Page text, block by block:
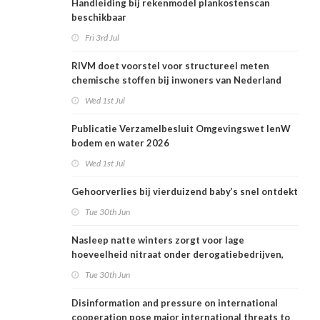
Handleiding bij rekenmodel plankostenscan
beschikbaar
Fri 3rd Jul
RIVM doet voorstel voor structureel meten
chemische stoffen bij inwoners van Nederland
Wed 1st Jul
Publicatie Verzamelbesluit Omgevingswet IenW
bodem en water 2026
Wed 1st Jul
Gehoorverlies bij vierduizend baby’s snel ontdekt
Tue 30th Jun
Nasleep natte winters zorgt voor lage
hoeveelheid nitraat onder derogatiebedrijven,
Tue 30th Jun
Disinformation and pressure on international
cooperation pose major international threats to